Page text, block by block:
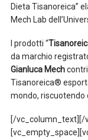
Dieta Tisanoreica”
Mech Lab
I prodotti “
da marchio
Gianluca Mech
Tisanoreica®
mondo, riscuotendo
[/vc_column_text][/